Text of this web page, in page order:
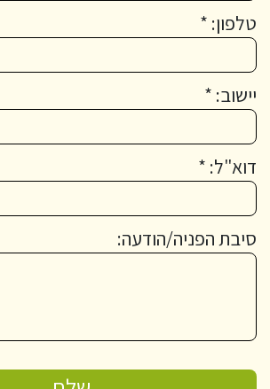
טלפון: *
יישוב: *
דוא"ל: *
סיבת הפניה/הודעה: